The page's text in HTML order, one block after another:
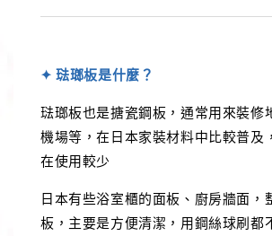
✦ 琺瑯板是什麼？
琺瑯板也是搪瓷鋼板，通常用來裝修
機場等，在日本家裝材料中比較普及
在使用較少
日本有些浴室櫃的面板、廚房牆面，
板，主要是方便清潔，用鋼絲球刷都